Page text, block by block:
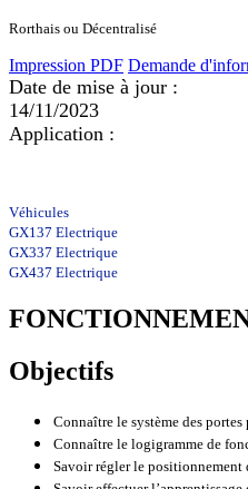
Rorthais ou Décentralisé
Impression PDF Demande
Date de mise à jour :
14/11/2023
Application :
Véhicules
GX137 Electrique
GX337 Electrique
GX437 Electrique
Objectifs
Connaître le système des portes
Connaître le logigramme de
Savoir régler le positionnement